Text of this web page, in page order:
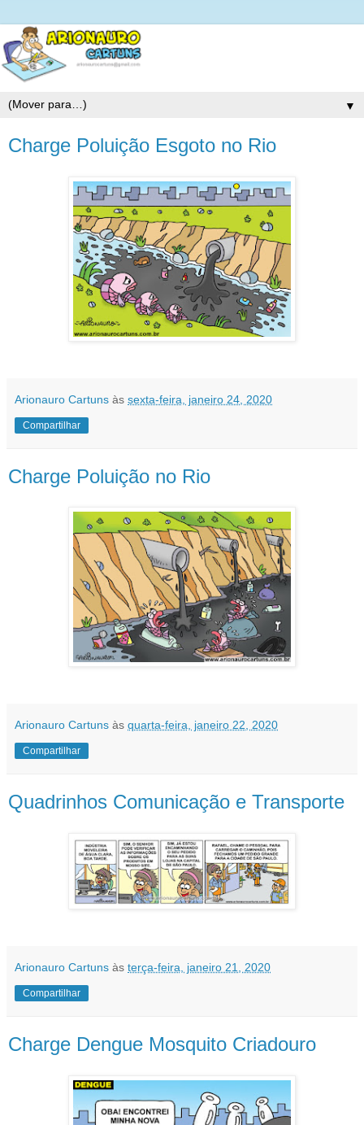
▼
Charge Poluição Esgoto no Rio
Arionauro Cartuns às sexta-feira, janeiro 24, 2020
Compartilhar
Charge Poluição no Rio
Arionauro Cartuns às quarta-feira, janeiro 22, 2020
Compartilhar
Quadrinhos Comunicação e Transporte
Arionauro Cartuns às terça-feira, janeiro 21, 2020
Compartilhar
Charge Dengue Mosquito Criadouro